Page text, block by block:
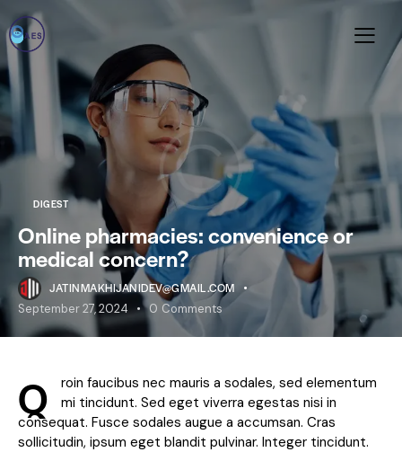
DIGEST
Online pharmacies: convenience or
medical concern?
JATINMAKHIJANIDEV@GMAIL.COM
September 27, 2024 0 Comments
Q
roin faucibus nec mauris a sodales, sed elementum
mi tincidunt. Sed eget viverra egestas nisi in
consequat. Fusce sodales augue a accumsan. Cras
sollicitudin, ipsum eget blandit pulvinar. Integer tincidunt.